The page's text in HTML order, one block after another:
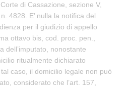
Corte di Cassazione, sezione V,
4828. E’ nulla la notifica del
per il giudizio di appello
ottavo bis, cod. proc. pen.,
dell’imputato, nonostante
ritualmente dichiarato
caso, il domicilio legale non può
considerato che l’art. 157,